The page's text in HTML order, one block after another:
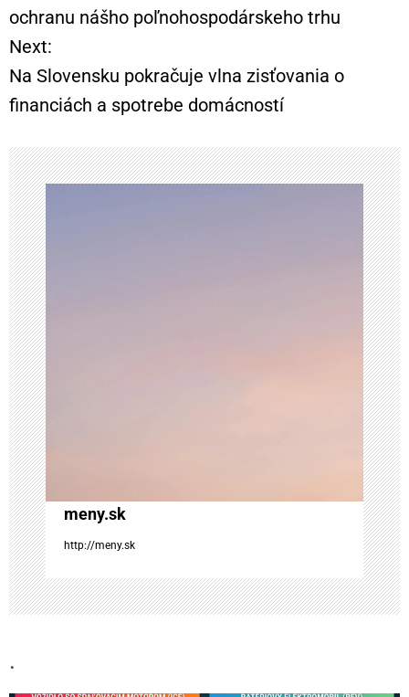
v
i
g
á
c
i
a
v
č
l
á
n
k
u
ochranu nášho poľnohospodárskeho trhu
Next:
Na Slovensku pokračuje vlna zisťovania o
financiách a spotrebe domácností
meny.sk
http://meny.sk
.